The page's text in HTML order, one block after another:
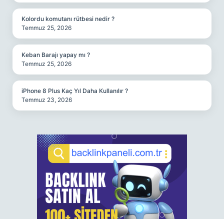
Kolordu komutanı rütbesi nedir ?
Temmuz 25, 2026
Keban Barajı yapay mı ?
Temmuz 25, 2026
iPhone 8 Plus Kaç Yıl Daha Kullanılır ?
Temmuz 23, 2026